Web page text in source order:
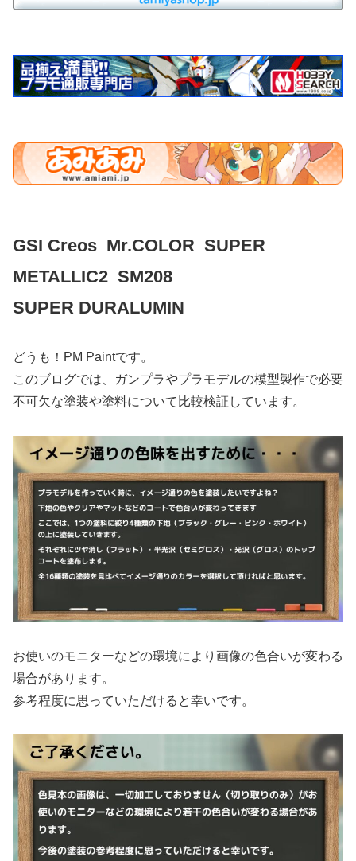
GSI Creos Mr.COLOR SUPER
METALLIC2 SM208
SUPER DURALUMIN
どうも！PM Paintです。
このブログでは、ガンプラやプラモデルの模型製作で必要
不可欠な塗装や塗料について比較検証しています。
お使いのモニターなどの環境により画像の色合いが変わる
場合があります。
参考程度に思っていただけると幸いです。